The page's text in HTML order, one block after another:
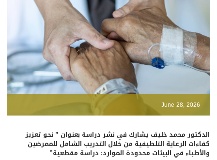
June 28, 2026
الدكتور محمد خليف يشارك في نشر دراسة بعنوان ” نحو تعزيز
كفاءات الرعاية التلطيفية من خلال التدريب الشامل للممرضين
والأطباء في البيئات محدودة الموارد: دراسة مقطعية”